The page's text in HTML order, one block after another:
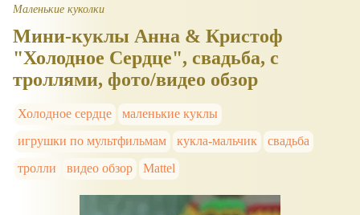
Маленькие куколки
Мини-куклы Анна & Кристоф
"Холодное Сердце", свадьба, с
троллями, фото/видео обзор
Холодное сердце
маленькие куклы
игрушки по мультфильмам
кукла-мальчик
свадьба
тролли
видео обзор Mattel